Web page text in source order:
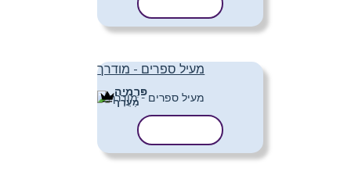
מעיל ספרים - מודרך
פּרֶמיָה
מַעֲרָך